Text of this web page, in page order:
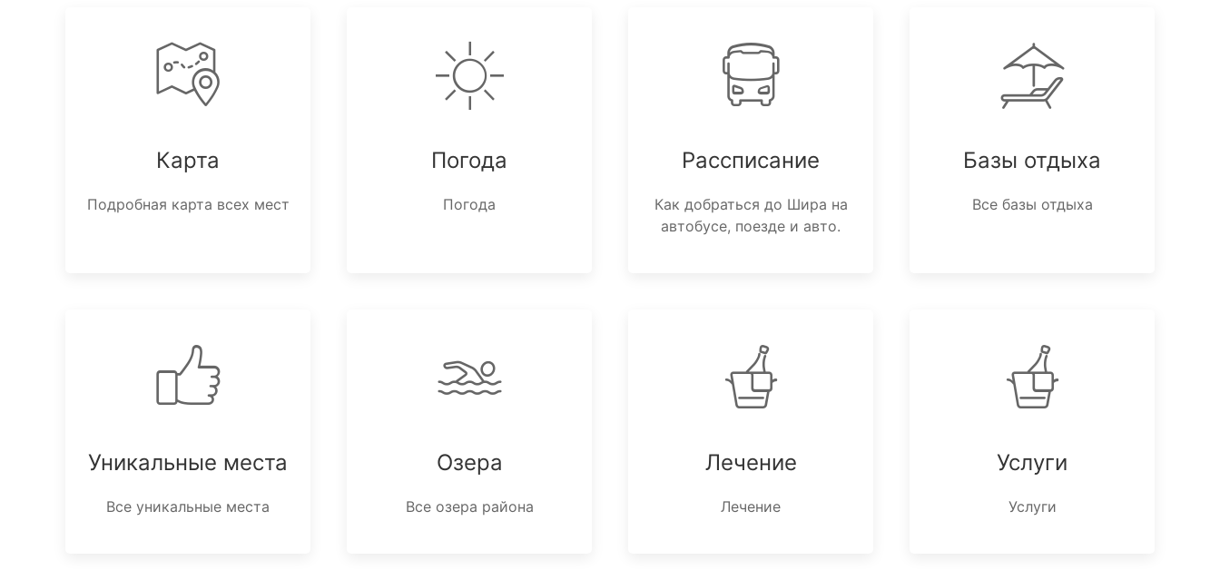
Карта
Подробная карта всех мест
Погода
Погода
Рассписание
Как добраться до Шира на
автобусе, поезде и авто.
Базы отдыха
Все базы отдыха
Уникальные места
Все уникальные места
Озера
Все озера района
Лечение
Лечение
Услуги
Услуги